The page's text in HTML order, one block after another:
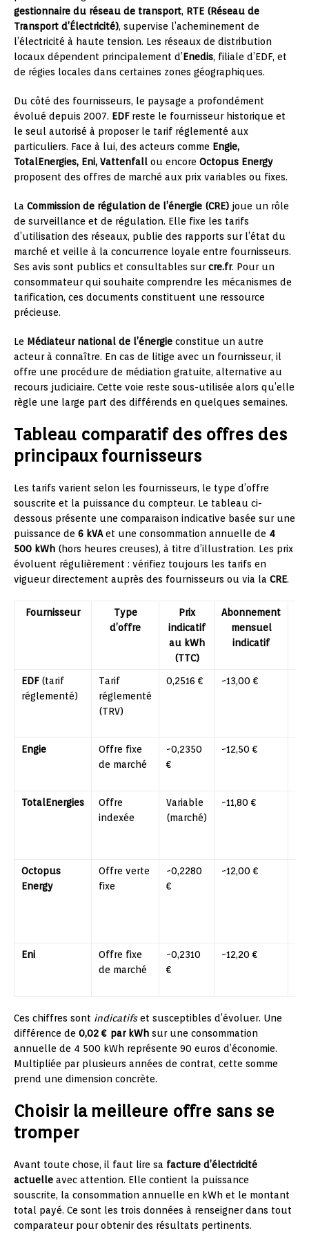
gestionnaire du réseau de transport, RTE (Réseau de
Transport d’Électricité), supervise l’acheminement de
l’électricité à haute tension. Les réseaux de distribution
locaux dépendent principalement d’Enedis, filiale d’EDF, et
de régies locales dans certaines zones géographiques.
Du côté des fournisseurs, le paysage a profondément
évolué depuis 2007. EDFreste le fournisseur historique et
le seul autorisé à proposer le tarif réglementé aux
particuliers. Face à lui, des acteurs comme Engie,
TotalEnergies, Eni, Vattenfall ou encore Octopus Energy
proposent des offres de marché aux prix variables ou fixes.
La Commission de régulation de l’énergie (CRE) joue un rôle
de surveillance et de régulation. Elle fixe les tarifs
d’utilisation des réseaux, publie des rapports sur l’état du
marché et veille à la concurrence loyale entre fournisseurs.
Ses avis sont publics et consultables surcre.fr. Pour un
consommateur qui souhaite comprendre les mécanismes de
tarification, ces documents constituent une ressource
précieuse.
Le Médiateur national de l’énergie constitue un autre
acteur à connaître. En cas de litige avec un fournisseur, il
offre une procédure de médiation gratuite, alternative au
recours judiciaire. Cette voie reste sous-utilisée alors qu’elle
règle une large part des différends en quelques semaines.
Tableau comparatif des offres des
principaux fournisseurs
Les tarifs varient selon les fournisseurs, le type d’offre
souscrite et la puissance du compteur. Le tableau ci-
dessous présente une comparaison indicative basée sur une
puissance de 6 kVAet une consommation annuelle de 4
500 kWh (hors heures creuses), à titre d’illustration. Les prix
évoluent régulièrement : vérifiez toujours les tarifs en
vigueur directement auprès des fournisseurs ou via la CRE.
Fournisseur
Type
d’offre
Prix
indicatif
au kWh
(TTC)
Abonnement
mensuel
indicatif
EDF(tarif
réglementé)
Tarif
réglementé
(TRV)
0,2516 € ~13,00 €
Engie
Offre fixe
de marché
~0,2350
€
~12,50 €
TotalEnergies
Offre
indexée
Variable
(marché)
~11,80 €
Octopus
Energy
Offre verte
fixe
~0,2280
€
~12,00 €
Eni
Offre fixe
de marché
~0,2310
€
~12,20 €
Ces chiffres sont indicatifset susceptibles d’évoluer. Une
différence de 0,02 € par kWh sur une consommation
annuelle de 4 500 kWh représente 90 euros d’économie.
Multipliée par plusieurs années de contrat, cette somme
prend une dimension concrète.
Choisir la meilleure offre sans se
tromper
Avant toute chose, il faut lire sa facture d’électricité
actuelle avec attention. Elle contient la puissance
souscrite, la consommation annuelle en kWh et le montant
total payé. Ce sont les trois données à renseigner dans tout
comparateur pour obtenir des résultats pertinents.